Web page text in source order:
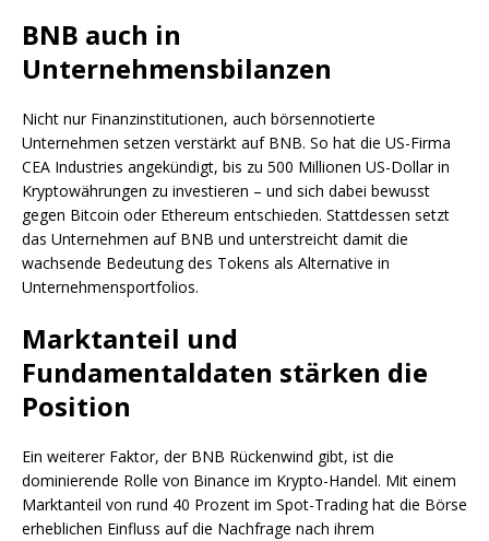
BNB auch in
Unternehmensbilanzen
Nicht nur Finanzinstitutionen, auch börsennotierte
Unternehmen setzen verstärkt auf BNB. So hat die US-Firma
CEA Industries angekündigt, bis zu 500 Millionen US-Dollar in
Kryptowährungen zu investieren – und sich dabei bewusst
gegen Bitcoin oder Ethereum entschieden. Stattdessen setzt
das Unternehmen auf BNB und unterstreicht damit die
wachsende Bedeutung des Tokens als Alternative in
Unternehmensportfolios.
Marktanteil und
Fundamentaldaten stärken die
Position
Ein weiterer Faktor, der BNB Rückenwind gibt, ist die
dominierende Rolle von Binance im Krypto-Handel. Mit einem
Marktanteil von rund 40 Prozent im Spot-Trading hat die Börse
erheblichen Einfluss auf die Nachfrage nach ihrem